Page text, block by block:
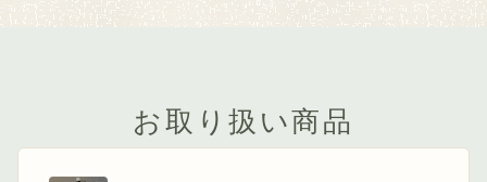
お取り扱い商品